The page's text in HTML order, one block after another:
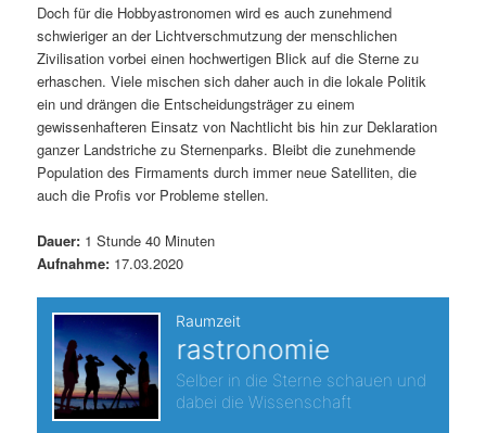
r
i
n
g
s
p
r
i
e
n
Doch für die Hobbyastronomen wird es auch zunehmend
schwieriger an der Lichtverschmutzung der menschlichen
Zivilisation vorbei einen hochwertigen Blick auf die Sterne zu
erhaschen. Viele mischen sich daher auch in die lokale Politik
ein und drängen die Entscheidungsträger zu einem
gewissenhafteren Einsatz von Nachtlicht bis hin zur Deklaration
ganzer Landstriche zu Sternenparks. Bleibt die zunehmende
Population des Firmaments durch immer neue Satelliten, die
auch die Profis vor Probleme stellen.
Dauer: 1 Stunde 40 Minuten
Aufnahme: 17.03.2020